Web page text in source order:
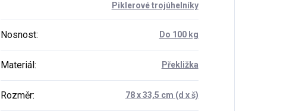
Piklerové trojúhelníky
Nosnost: Do 100 kg
Materiál : Překližka
Rozměr: 78 x 33,5 cm (d x š)